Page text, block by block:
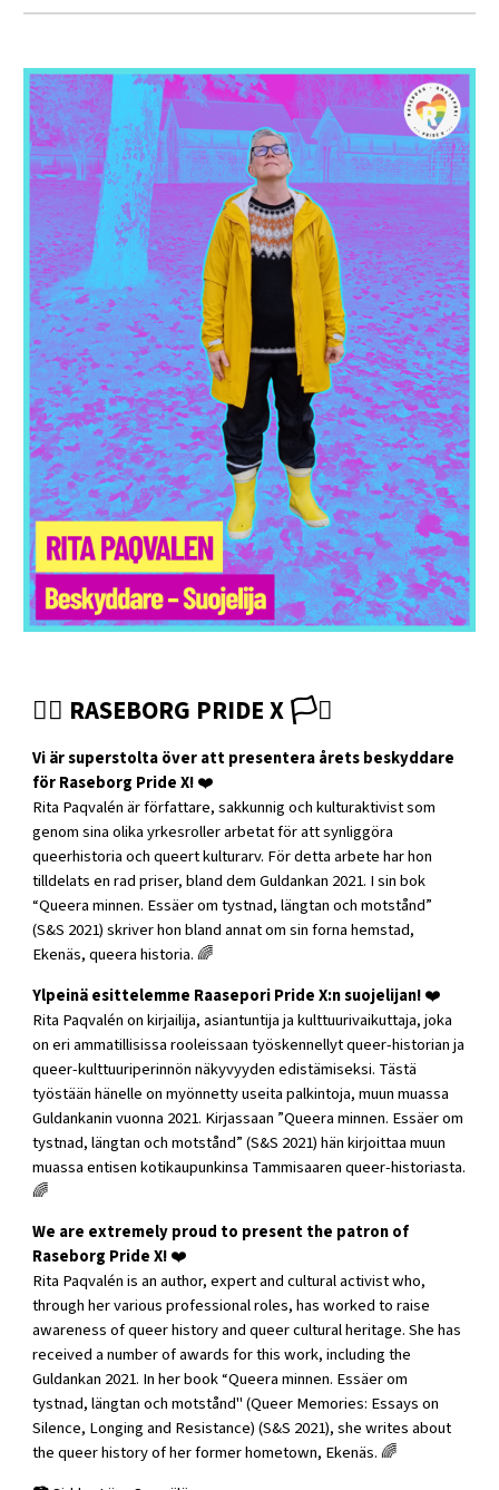
🏳️‍🌈 RASEBORG PRIDE X 🏳️‍⚧️
Vi är superstolta över att presentera årets beskyddare
för Raseborg Pride X!❤️
Rita Paqvalén är författare, sakkunnig och kulturaktivist som
genom sina olika yrkesroller arbetat för att synliggöra
queerhistoria och queert kulturarv. För detta arbete har hon
tilldelats en rad priser, bland dem Guldankan 2021. I sin bok
“Queera minnen. Essäer om tystnad, längtan och motstånd”
(S&S 2021) skriver hon bland annat om sin forna hemstad,
Ekenäs, queera historia. 🌈
Ylpeinä esittelemme Raasepori Pride X:n suojelijan!❤️
Rita Paqvalén on kirjailija, asiantuntija ja kulttuurivaikuttaja, joka
on eri ammatillisissa rooleissaan työskennellyt queer-historian ja
queer-kulttuuriperinnön näkyvyyden edistämiseksi. Tästä
työstään hänelle on myönnetty useita palkintoja, muun muassa
Guldankanin vuonna 2021. Kirjassaan ”Queera minnen. Essäer om
tystnad, längtan och motstånd” (S&S 2021) hän kirjoittaa muun
muassa entisen kotikaupunkinsa Tammisaaren queer-historiasta.
🌈
We are extremely proud to present the patron of
Raseborg Pride X!❤️
Rita Paqvalén is an author, expert and cultural activist who,
through her various professional roles, has worked to raise
awareness of queer history and queer cultural heritage. She has
received a number of awards for this work, including the
Guldankan 2021. In her book “Queera minnen. Essäer om
tystnad, längtan och motstånd" (Queer Memories: Essays on
Silence, Longing and Resistance) (S&S 2021), she writes about
the queer history of her former hometown, Ekenäs. 🌈